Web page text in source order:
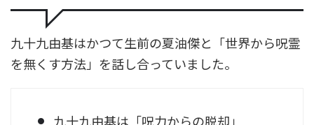
九十九由基はかつて生前の夏油傑と「世界から呪霊
を無くす方法」を話し合っていました。
九十九由基は「呪力からの脱却」